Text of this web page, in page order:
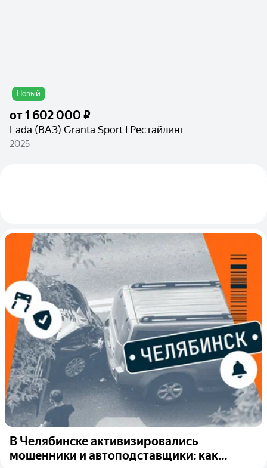
Новый
от1 602 000 ₽
Lada (ВАЗ) Granta Sport I Рестайлинг
2025
В Челябинске активизировались
мошенники и автоподставщики: как...